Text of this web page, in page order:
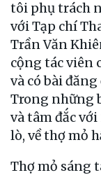
tôi phụ trách
với Tạp chí
Trần Văn
cộng tác viên
và có bài
Trong những
và tâm đắc
lò, về thợ mỏ
Thợ mỏ sáng